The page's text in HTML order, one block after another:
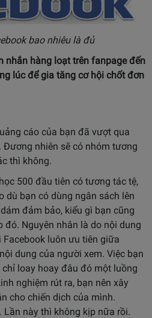
bao nhiêu là đủ
nhắn hàng loạt trên fanpageđến
lúc để gia tăng cơ hội chốt đơn
cáo của bạn đã vượt qua
Đương nhiên sẽ có nhóm tương
thì không.
500 đầu tiên có tương tác tệ,
dù bạn có dùng ngân sách lên
đảm bảo, kiểu gì bạn cũng
đó. Nguyên nhân là do nội dung
luôn ưu tiên giữa
dung của người xem. Việc bạn
loay hoay đâu đó một luồng
nghiệm rút ra, bạn nên xây
cho chiến dịch của mình.
này thì không kịp nữa rồi.